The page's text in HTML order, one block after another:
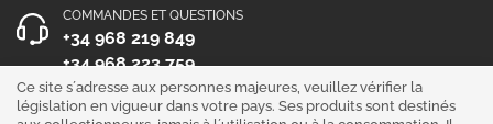
COMMANDES ET QUESTIONS
+34 968 219 849
+34 968 223 759
HEURES D´OUVERTURE
Ce site s´adresse aux personnes majeures, veuillez vérifier la
législation en vigueur dans votre pays. Ses produits sont destinés